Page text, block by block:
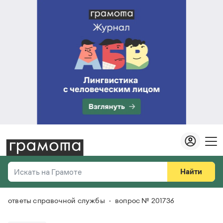
Искать на Грамоте
Справочная служба
Найти
Везде
ответы справочной службы вопрос № 201736